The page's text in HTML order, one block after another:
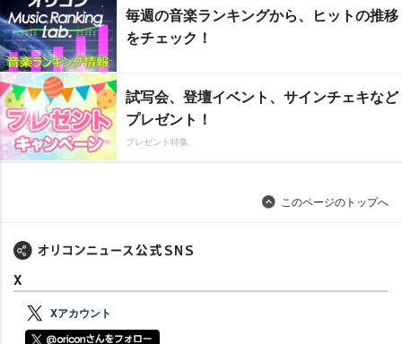
毎週の音楽ランキングから、ヒットの推移
をチェック！
試写会、登壇イベント、サインチェキなど
プレゼント！
プレゼント特集
このページのトップへ
X
Xアカウント